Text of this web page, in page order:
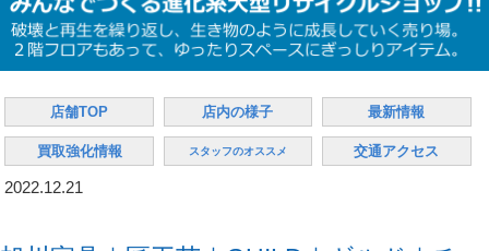
店舗TOP 店内の様子 最新情報
買取強化情報 スタッフのオススメ 交通アクセス
2022.12.21